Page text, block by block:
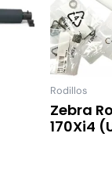
Rodillos
Zebra
170Xi4